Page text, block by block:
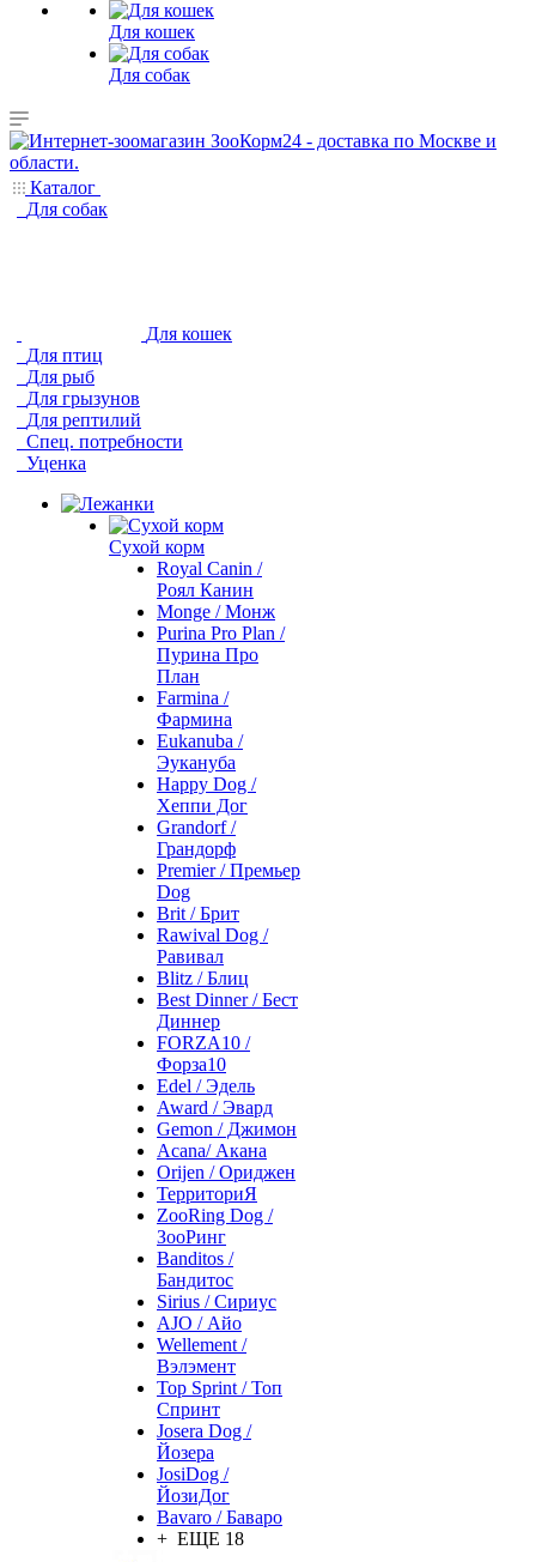
Для кошек
Для собак
Каталог
Для собак
Для кошек
Для птиц
Для рыб
Для грызунов
Для рептилий
Спец. потребности
Уценка
Сухой корм
Royal Canin /
Роял Канин
Monge / Монж
Purina Pro Plan /
Пурина Про
План
Farmina /
Фармина
Eukanuba /
Эукануба
Happy Dog /
Хеппи Дог
Grandorf /
Грандорф
Premier / Премьер
Dog
Brit / Брит
Rawival Dog /
Равивал
Blitz / Блиц
Best Dinner / Бест
Диннер
FORZA10 /
Форза10
Edel / Эдель
Award / Эвард
Gemon / Джимон
Acana/ Акана
Orijen / Ориджен
ТерриториЯ
ZooRing Dog /
ЗооРинг
Banditos /
Бандитос
Sirius / Сириус
AJO / Айо
Wellement /
Вэлэмент
Top Sprint / Топ
Спринт
Josera Dog /
Йозера
JosiDog /
ЙозиДог
Bavaro / Баваро
+ ЕЩЕ 18